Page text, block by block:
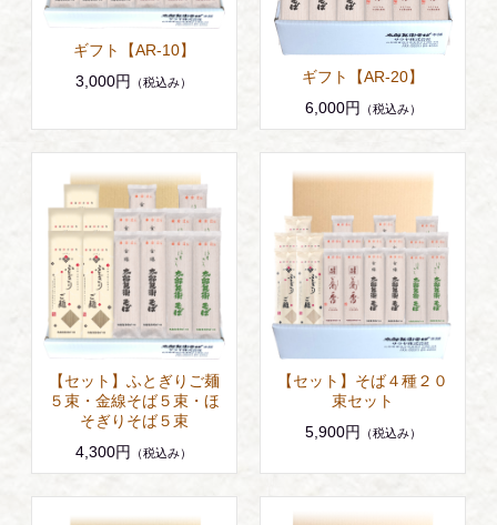
ギフト【AR-10】
3,000円
（税込み）
ギフト【AR-20】
6,000円
（税込み）
【セット】ふとぎりご麺
５束・金線そば５束・ほ
そぎりそば５束
4,300円
（税込み）
【セット】そば４種２０
束セット
5,900円
（税込み）